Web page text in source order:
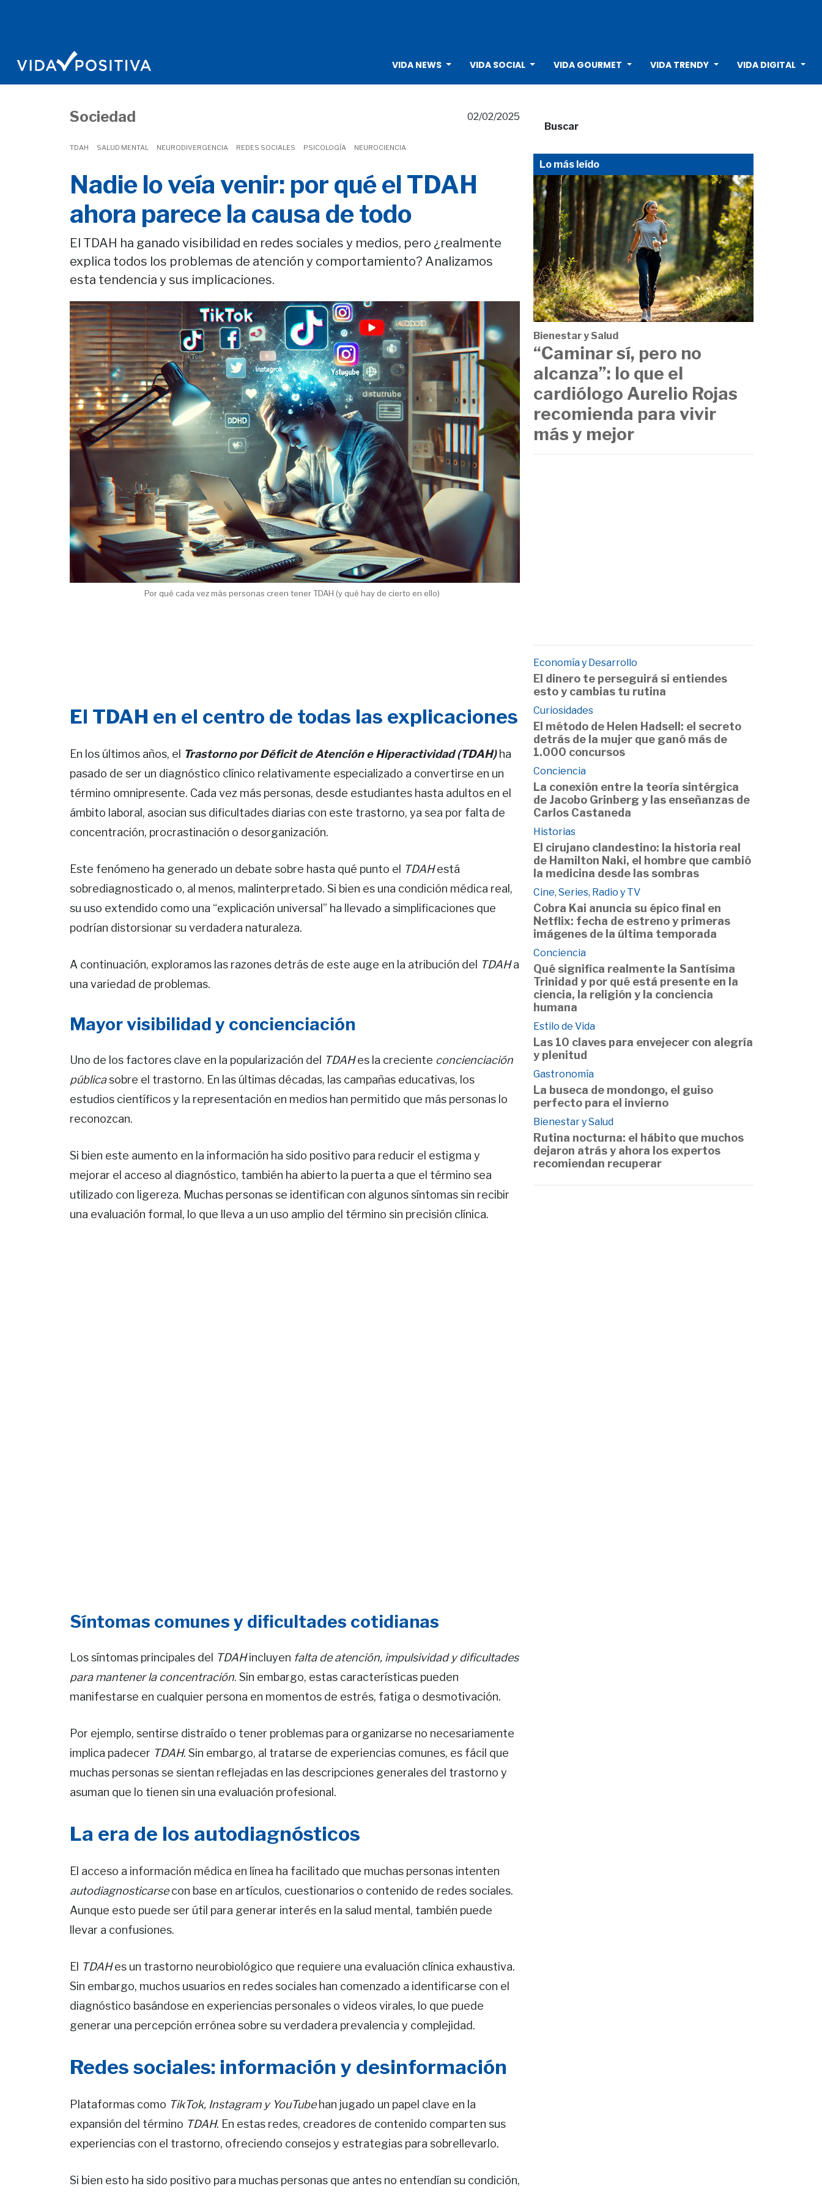
VIDA NEWS VIDA SOCIAL VIDA GOURMET VIDA TRENDY VIDA DIGITAL
Sociedad
TDAH SALUD MENTAL NEURODIVERGENCIA REDES SOCIALES PSICOLOGÍA NEUROCIENCIA
02/02/2025
Nadie lo veía venir: por qué el TDAH
ahora parece la causa de todo
El TDAH ha ganado visibilidad en redes sociales y medios, pero ¿realmente
explica todos los problemas de atención y comportamiento? Analizamos
esta tendencia y sus implicaciones.
Por qué cada vez más personas creen tener TDAH (y qué hay de cierto en ello)
El TDAH en el centro de todas las explicaciones
En los últimos años, el Trastorno por Déficit de Atención e Hiperactividad (TDAH)ha
pasado de ser un diagnóstico clínico relativamente especializado a convertirse en un
término omnipresente. Cada vez más personas, desde estudiantes hasta adultos en el
ámbito laboral, asocian sus dificultades diarias con este trastorno, ya sea por falta de
concentración, procrastinación o desorganización.
Este fenómeno ha generado un debate sobre hasta qué punto el TDAHestá
sobrediagnosticado o, al menos, malinterpretado. Si bien es una condición médica real,
su uso extendido como una “explicación universal” ha llevado a simplificaciones que
podrían distorsionar su verdadera naturaleza.
A continuación, exploramos las razones detrás de este auge en la atribución del TDAHa
una variedad de problemas.
Mayor visibilidad y concienciación
Uno de los factores clave en la popularización del TDAHes la creciente concienciación
públicasobre el trastorno. En las últimas décadas, las campañas educativas, los
estudios científicos y la representación en medios han permitido que más personas lo
reconozcan.
Si bien este aumento en la información ha sido positivo para reducir el estigma y
mejorar el acceso al diagnóstico, también ha abierto la puerta a que el término sea
utilizado con ligereza. Muchas personas se identifican con algunos síntomas sin recibir
una evaluación formal, lo que lleva a un uso amplio del término sin precisión clínica.
Síntomas comunes y dificultades cotidianas
Los síntomas principales del TDAHincluyen falta de atención, impulsividad y dificultades
para mantener la concentración. Sin embargo, estas características pueden
manifestarse en cualquier persona en momentos de estrés, fatiga o desmotivación.
Por ejemplo, sentirse distraído o tener problemas para organizarse no necesariamente
implica padecer TDAH. Sin embargo, al tratarse de experiencias comunes, es fácil que
muchas personas se sientan reflejadas en las descripciones generales del trastorno y
asuman que lo tienen sin una evaluación profesional.
La era de los autodiagnósticos
El acceso a información médica en línea ha facilitado que muchas personas intenten
autodiagnosticarsecon base en artículos, cuestionarios o contenido de redes sociales.
Aunque esto puede ser útil para generar interés en la salud mental, también puede
llevar a confusiones.
El TDAHes un trastorno neurobiológico que requiere una evaluación clínica exhaustiva.
Sin embargo, muchos usuarios en redes sociales han comenzado a identificarse con el
diagnóstico basándose en experiencias personales o videos virales, lo que puede
generar una percepción errónea sobre su verdadera prevalencia y complejidad.
Redes sociales: información y desinformación
Plataformas como TikTok, Instagram y YouTubehan jugado un papel clave en la
expansión del término TDAH. En estas redes, creadores de contenido comparten sus
experiencias con el trastorno, ofreciendo consejos y estrategias para sobrellevarlo.
Si bien esto ha sido positivo para muchas personas que antes no entendían su condición,
Buscar
Lo más leído
Bienestar y Salud
“Caminar sí, pero no
alcanza”: lo que el
cardiólogo Aurelio Rojas
recomienda para vivir
más y mejor
Economía y Desarrollo
El dinero te perseguirá si entiendes
esto y cambias tu rutina
Curiosidades
El método de Helen Hadsell: el secreto
detrás de la mujer que ganó más de
1.000 concursos
Conciencia
La conexión entre la teoría sintérgica
de Jacobo Grinberg y las enseñanzas de
Carlos Castaneda
Historias
El cirujano clandestino: la historia real
de Hamilton Naki, el hombre que cambió
la medicina desde las sombras
Cine, Series, Radio y TV
Cobra Kai anuncia su épico final en
Netflix: fecha de estreno y primeras
imágenes de la última temporada
Conciencia
Qué significa realmente la Santísima
Trinidad y por qué está presente en la
ciencia, la religión y la conciencia
humana
Estilo de Vida
Las 10 claves para envejecer con alegría
y plenitud
Gastronomía
La buseca de mondongo, el guiso
perfecto para el invierno
Bienestar y Salud
Rutina nocturna: el hábito que muchos
dejaron atrás y ahora los expertos
recomiendan recuperar